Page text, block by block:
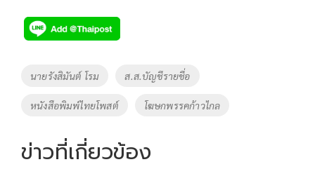
e
b
o
o
k
tt
er
p
y
k
Tags
นายรังสิมันต์ โรม ส.ส.บัญชีรายชื่อ
หนังสือพิมพ์ไทยโพสต์ โฆษกพรรคก้าวไกล
ข่าวที่เกี่ยวข้อง